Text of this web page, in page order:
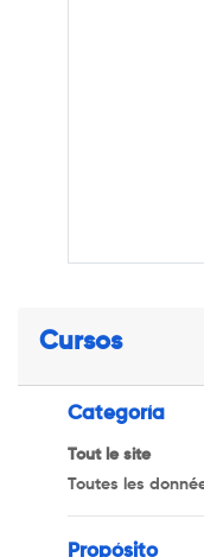
Cursos
Categoría
Tout le site
Toutes les
Propósito